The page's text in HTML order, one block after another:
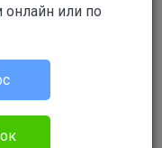
Ответов в теме:
или по